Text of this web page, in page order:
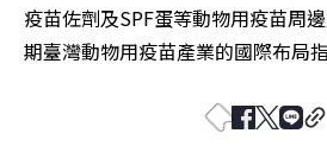
疫苗佐劑及SPF蛋等動物用疫苗周
期臺灣動物用疫苗產業的國際布局